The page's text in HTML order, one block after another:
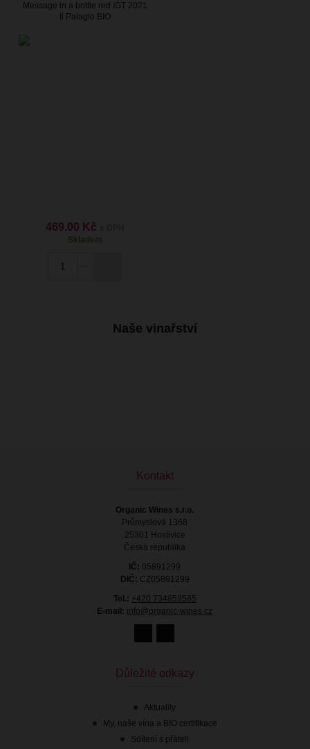
Message in a bottle red IGT 2021
Il Palagio BIO
469.00 Kč
Skladem
Naše vinařství
Kontakt
Organic Wines s.r.o.
Průmyslová 1368
25301 Hostivice
Česká republika
IČ: 05891299
DIČ: CZ05891299
Tel.: +420 734859585
E-mail: info@organic-wines.cz
Důležité odkazy
Aktuality
My, naše vína a BIO certifikace
Sdílení s přáteli